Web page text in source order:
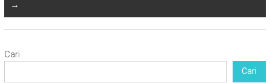
→
Cari
Cari